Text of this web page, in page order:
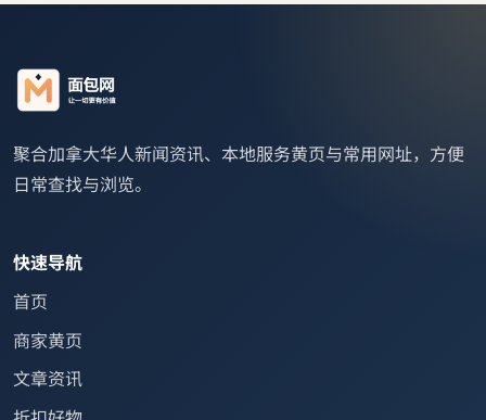
聚合加拿大华人新闻资讯、本地服务黄页与常用网址，方便
日常查找与浏览。
快速导航
首页
商家黄页
文章资讯